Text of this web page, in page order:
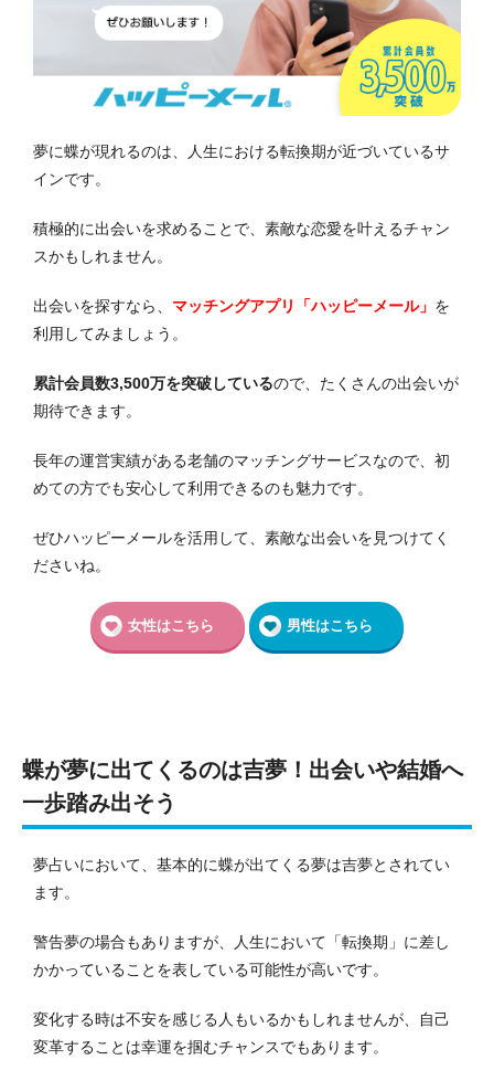
夢に蝶が現れるのは、人生における転換期が近づいているサ
インです。
積極的に出会いを求めることで、素敵な恋愛を叶えるチャン
スかもしれません。
出会いを探すなら、 マッチングアプリ「ハッピーメール」 を
利用してみましょう。
累計会員数3,500万を突破しているので、たくさんの出会いが
期待できます。
長年の運営実績がある老舗のマッチングサービスなので、初
めての方でも安心して利用できるのも魅力です。
ぜひハッピーメールを活用して、素敵な出会いを見つけてく
ださいね。
女性はこちら 男性はこちら
蝶が夢に出てくるのは吉夢！出会いや結婚へ
一歩踏み出そう
夢占いにおいて、基本的に蝶が出てくる夢は吉夢とされてい
ます。
警告夢の場合もありますが、人生において「転換期」に差し
かかっていることを表している可能性が高いです。
変化する時は不安を感じる人もいるかもしれませんが、自己
変革することは幸運を掴むチャンスでもあります。